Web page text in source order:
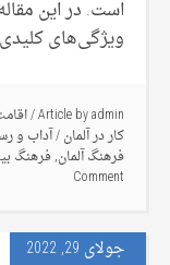
ویژگی‌های
Article byadmin
/
کار در آلمان/آداب و
فرهنگ آلمان,فرهنگ
Comment
جولای 29, 2022